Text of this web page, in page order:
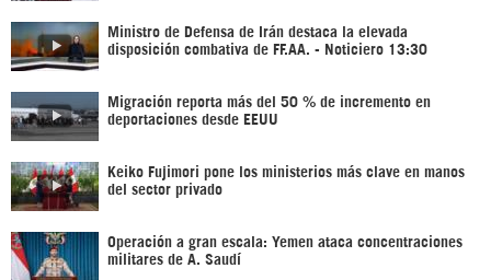
Ministro de Defensa de Irán destaca la elevada
disposición combativa de FF.AA. - Noticiero 13:30
Migración reporta más del 50 % de incremento en
deportaciones desde EEUU
Keiko Fujimori pone los ministerios más clave en manos
del sector privado
Operación a gran escala: Yemen ataca concentraciones
militares de A. Saudí